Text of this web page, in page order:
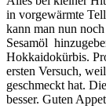
in vorgewärmte
kann man nun
Sesamöl
Hokkaidokürbis.
ersten Versuch,
geschmeckt hat.
besser. Guten